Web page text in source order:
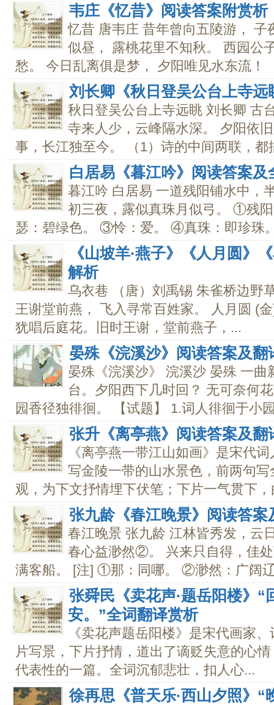
韦庄《忆昔》阅读答案附赏析
忆昔 唐韦庄 昔年曾向五陵游， 子
似昼， 露桃花里不知秋。 西园公
愁。 今日乱离俱是梦， 夕阳唯见水东流！
刘长卿《秋日登吴公台上寺
秋日登吴公台上寺远眺 刘长卿 古
寺来人少，云峰隔水深。 夕阳依
事，长江独至今。 （1）诗的中间两联，都
白居易《暮江吟》阅读答案及
暮江吟 白居易 一道残阳铺水中，
初三夜，露似真珠月似弓。 ①残
瑟：碧绿色。 ③怜：爱。 ④真珠：即珍珠
《山坡羊·燕子》《人月圆》
解析
乌衣巷 （唐）刘禹锡 朱雀桥边野
王谢堂前燕， 飞入寻常百姓家。 人月圆 (
犹唱后庭花。旧时王谢，堂前燕子，...
晏殊《浣溪沙》阅读答案及翻
晏殊《浣溪沙》 浣溪沙 晏殊 一曲
台。夕阳西下几时回？ 无可奈何
园香径独徘徊。 【试题】 1.词人徘徊于小
张升《离亭燕》阅读答案及翻
《离亭燕一带江山如画》是宋代
写金陵一带的山水景色，前两句
观，为下文抒情埋下伏笔；下片一气贯下
张九龄《春江晚景》阅读答案
春江晚景 张九龄 江林皆秀发，云
春心益渺然②。 兴来只自得，佳
满客船。 [注] ①那：同哪。 ②渺然：广阔
张舜民《卖花声·题岳阳楼》
安。”全词翻译赏析
《卖花声题岳阳楼》是宋代画家
片写景，下片抒情，道出了谪贬失意的心
代表性的一篇。全词沉郁悲壮，扣人心...
徐再思《普天乐·西山夕照》